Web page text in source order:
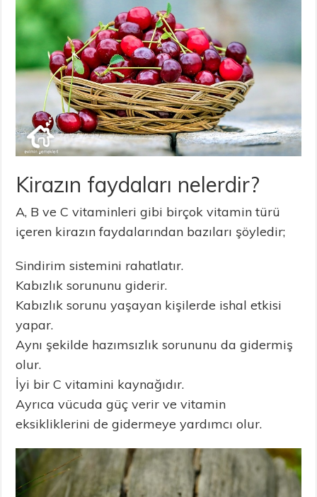
Kirazın faydaları nelerdir?
A, B ve C vitaminleri gibi birçok vitamin türü
içeren kirazın faydalarından bazıları şöyledir;
Sindirim sistemini rahatlatır.
Kabızlık sorununu giderir.
Kabızlık sorunu yaşayan kişilerde ishal etkisi
yapar.
Aynı şekilde hazımsızlık sorununu da gidermiş
olur.
İyi bir C vitamini kaynağıdır.
Ayrıca vücuda güç verir ve vitamin
eksikliklerini de gidermeye yardımcı olur.